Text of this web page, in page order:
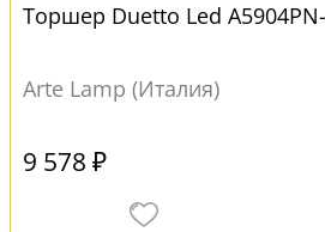
Торшер Duetto Led
Arte Lamp (Италия)
9 578 ₽